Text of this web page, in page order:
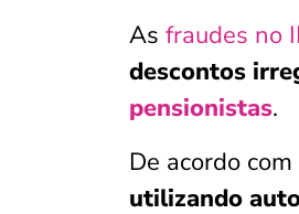
As fraudes no
descontos
pensionistas.
De acordo
utilizando